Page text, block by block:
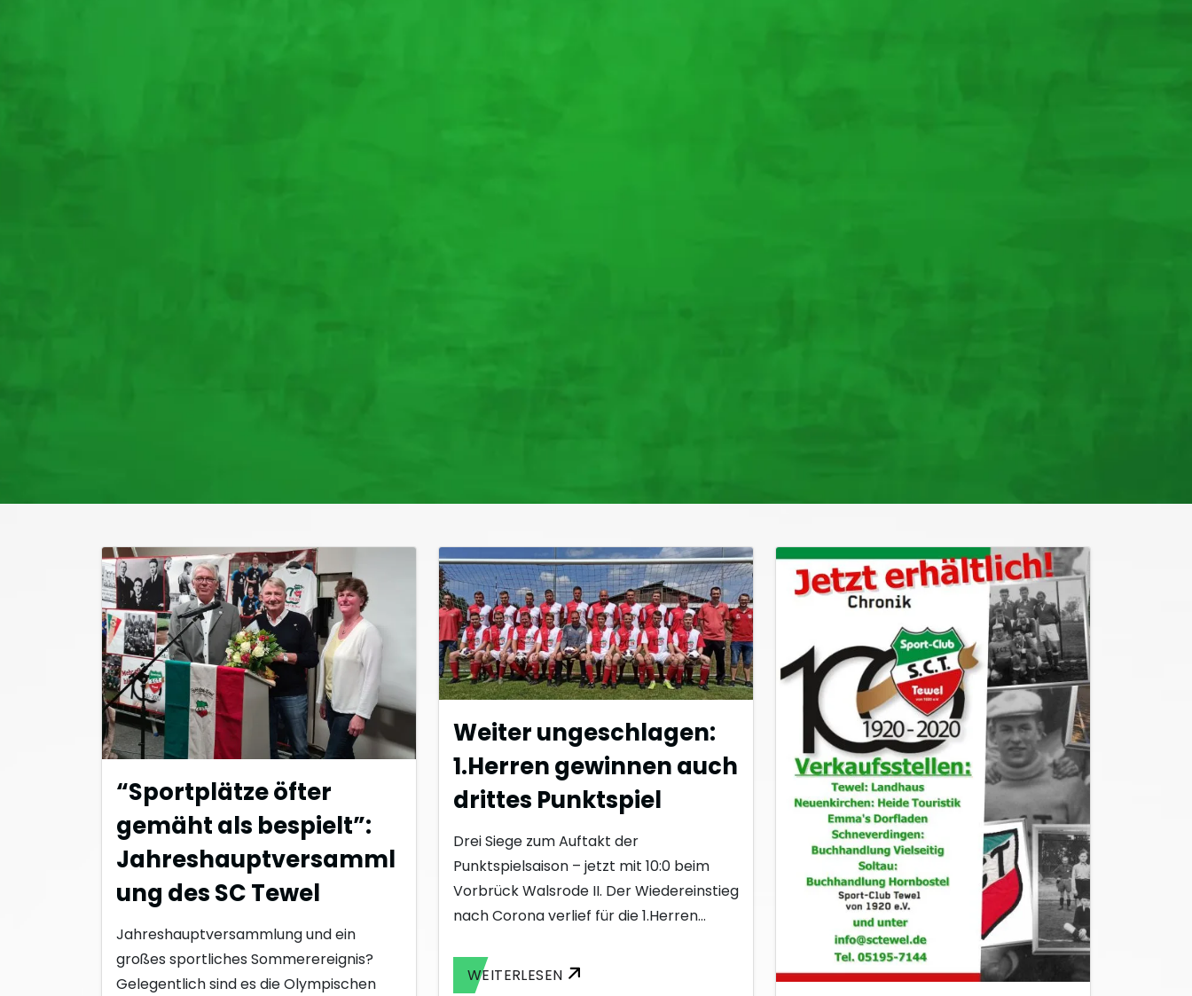
“Sportplätze öfter
gemäht als bespielt”:
Jahreshauptversamml
ung des SC Tewel
Jahreshauptversammlung und ein
großes sportliches Sommerereignis?
Gelegentlich sind es die Olympischen
Weiter ungeschlagen:
1.Herren gewinnen auch
drittes Punktspiel
Drei Siege zum Auftakt der
Punktspielsaison – jetzt mit 10:0 beim
Vorbrück Walsrode II. Der Wiedereinstieg
nach Corona verlief für die 1.Herren…
WEITERLESEN